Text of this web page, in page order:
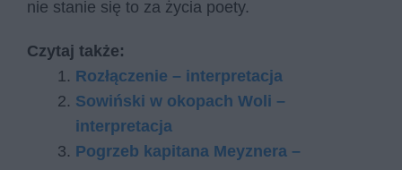
nie stanie się to za życia poety.
Czytaj także:
Rozłączenie – interpretacja
Sowiński w okopach Woli –
interpretacja
Pogrzeb kapitana Meyznera –